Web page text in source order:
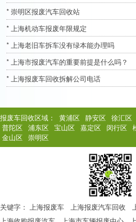
* 崇明区报废汽车回收站
* 上海机动车报废年限规定
* 上海老旧车拆车没有绿本能办理吗
* 上海市报废汽车的重要前提是什么吗？
* 上海报废车回收拆解公司电话
报废车回收区域： 黄浦区 静安区 徐汇区
普陀区 浦东区 宝山区 嘉定区 闵行区
金山区 崇明区
关键字： 上海报废车 上海报废汽车回收